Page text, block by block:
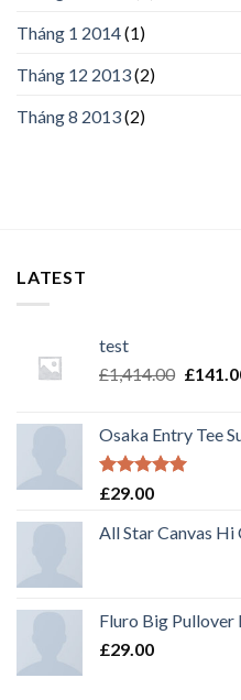
Tháng 1 2014(1)
Tháng 12 2013(2)
Tháng 8 2013(2)
LATEST
test
£1,414.00 £
Osaka Entry Tee
Rated5.00
£29.00
All Star Canvas Hi
Fluro Big Pullover
£29.00